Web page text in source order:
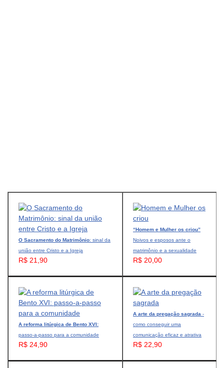
O Sacramento do Matrimônio: sinal da
união entre Cristo e a Igreja
R$ 21,90
“Homem e Mulher os criou”
Noivos e esposos ante o
matrimônio e a sexualidade
R$ 20,00
A reforma litúrgica de Bento XVI:
passo-a-passo para a comunidade
R$ 24,90
A arte da pregação sagrada -
como conseguir uma
comunicação eficaz e atrativa
R$ 22,90